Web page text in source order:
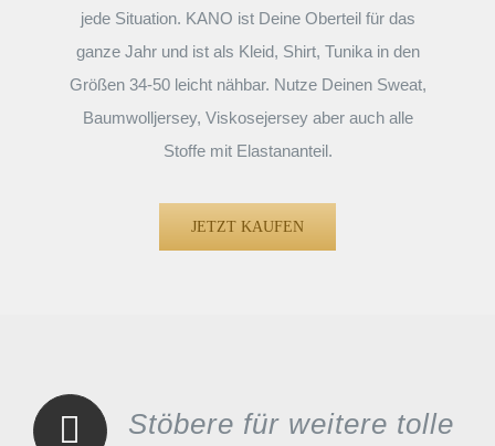
jede Situation. KANO ist Deine Oberteil für das
ganze Jahr und ist als Kleid, Shirt, Tunika in den
Größen 34-50 leicht nähbar. Nutze Deinen Sweat,
Baumwolljersey, Viskosejersey aber auch alle
Stoffe mit Elastananteil.
JETZT KAUFEN
Stöbere für weitere tolle